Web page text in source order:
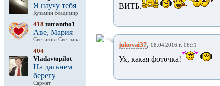
Я научу тебя
Кузьмин Владимир
418 tumantho1
Аве, Мария
Светикова Светлана
404
Vladavtopilot
На дальнем
берегу
Сармат
ВИТЬ.
jukovai37, 08.04.2016 г. 06:31
Ух, какая фоточка!